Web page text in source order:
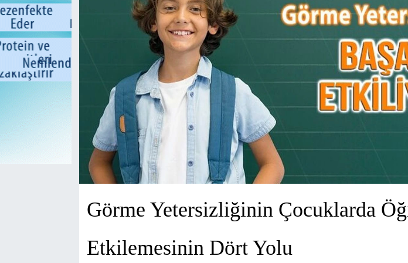
Görme Yetersizliğinin Çocuklarda
Etkilemesinin Dört Yolu